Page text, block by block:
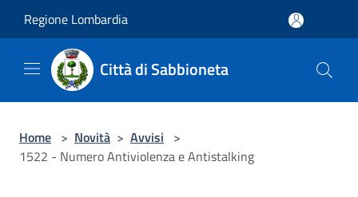
Regione Lombardia
Città di Sabbioneta
Home > Novità > Avvisi >
1522 - Numero Antiviolenza e Antistalking